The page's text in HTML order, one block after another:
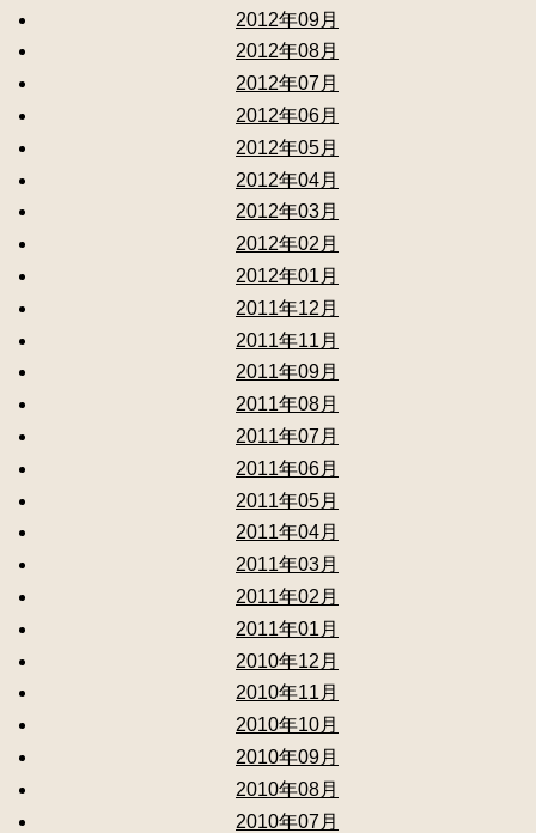
2012年09月
2012年08月
2012年07月
2012年06月
2012年05月
2012年04月
2012年03月
2012年02月
2012年01月
2011年12月
2011年11月
2011年09月
2011年08月
2011年07月
2011年06月
2011年05月
2011年04月
2011年03月
2011年02月
2011年01月
2010年12月
2010年11月
2010年10月
2010年09月
2010年08月
2010年07月